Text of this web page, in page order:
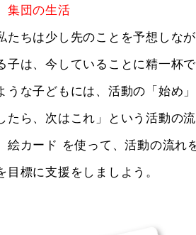
団の生活
たちは少し先のことを予想しな
子は、今していることに精一杯
うな子どもには、活動の「始め
たら、次はこれ」という活動の
絵カード を使って、活動の流れ
目標に支援をしましよう。